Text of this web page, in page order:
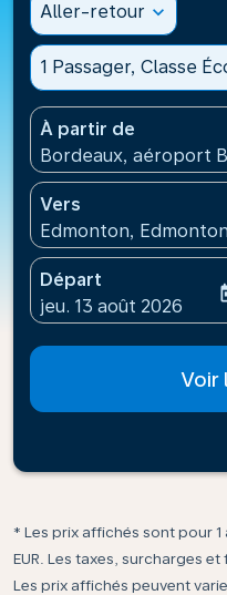
Aller-retour expand_more
1 Passager, Classe
À partir de
Bordeaux, aéroport
Vers
Edmonton,
Départ
fc-booking-
jeu. 13 août 2026
Voir
* Les prix affichés sont pour
EUR. Les taxes, surcharges
Les prix affichés peuvent